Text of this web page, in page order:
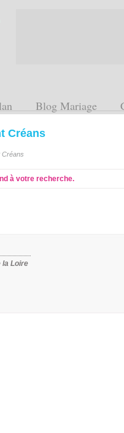
Blog Mariage
Créans
Créans
à votre recherche.
la Loire